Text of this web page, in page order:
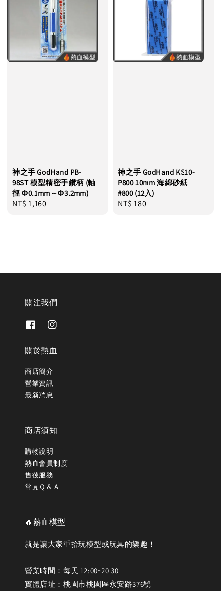
神之手 GodHand PB-
98ST 模型精密手鑽柄 (軸
徑 Φ0.1mm～Φ3.2mm)
Regular
NT$ 1,160
神之手 GodHand KS10-
P800 10mm 海綿砂紙
#800 (12入)
Regular
NT$ 180
關注我們
關於熱血
商店簡介
營業資訊
最新消息
商店須知
購物說明
熱血會員制度
售後服務
常見Ｑ＆Ａ
🔥熱血模型
就是讓大家重拾玩模型或玩具的樂趣！
營業時間：每天 12:00~20:30
實體店址：桃園市桃園區永安路376號